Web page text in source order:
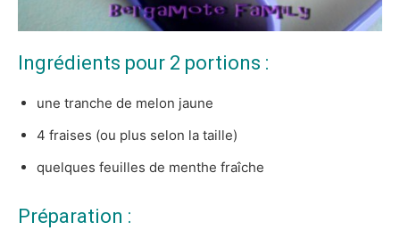
Ingrédients pour 2 portions :
une tranche de melon jaune
4 fraises (ou plus selon la taille)
quelques feuilles de menthe fraîche
Préparation :